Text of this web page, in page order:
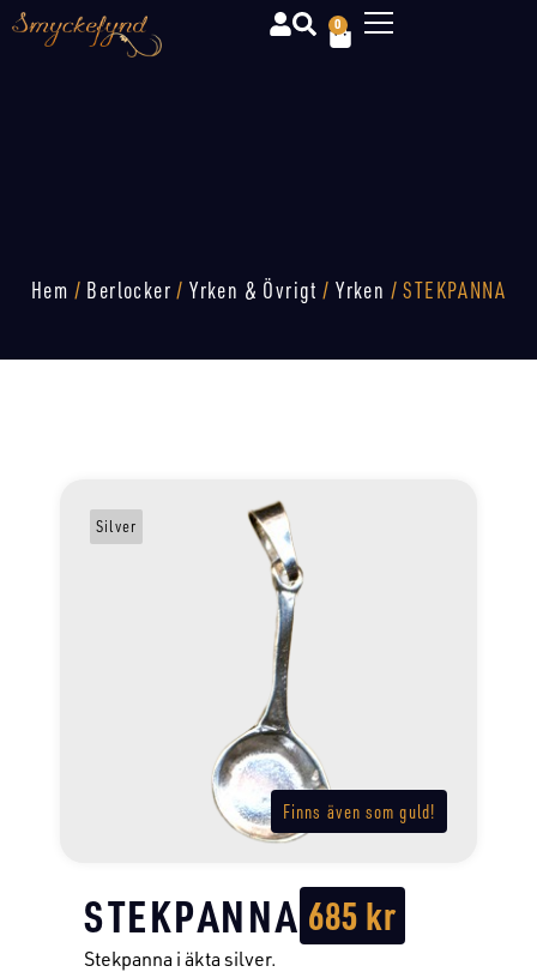
0
Hem / Berlocker /Yrken & Övrigt /Yrken / STEKPANNA
Finns även som guld!
Silver
STEKPANNA 685kr
Stekpanna i äkta silver.